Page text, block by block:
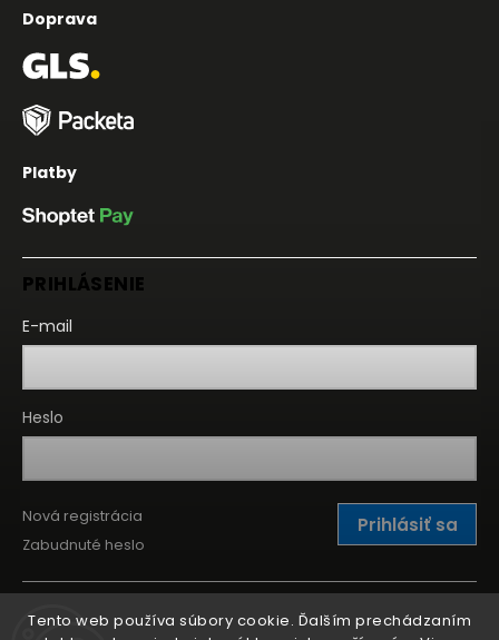
Tento web používa súbory cookie. Ďalším prechádzaním
Doprava
Platby
PRIHLÁSENIE
E-mail
Heslo
Prihlásiť sa
Nová registrácia
Zabudnuté heslo